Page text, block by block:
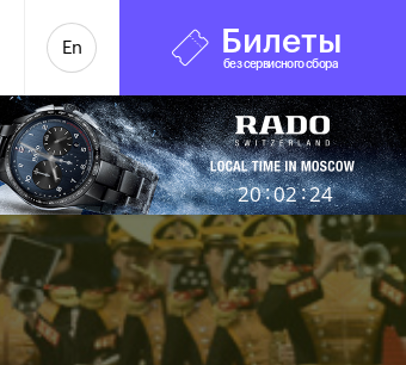
En Билеты
без сервисного сбора
20:02:26